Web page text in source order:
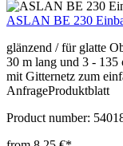
ASLAN BE 230
glänzend / für glatte
30 m lang und 3 -
mit Gitternetz zum
AnfrageProduktblatt
Product number: